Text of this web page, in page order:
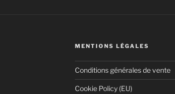
MENTIONS LÉGALES
Conditions générales de vente
Cookie Policy (EU)